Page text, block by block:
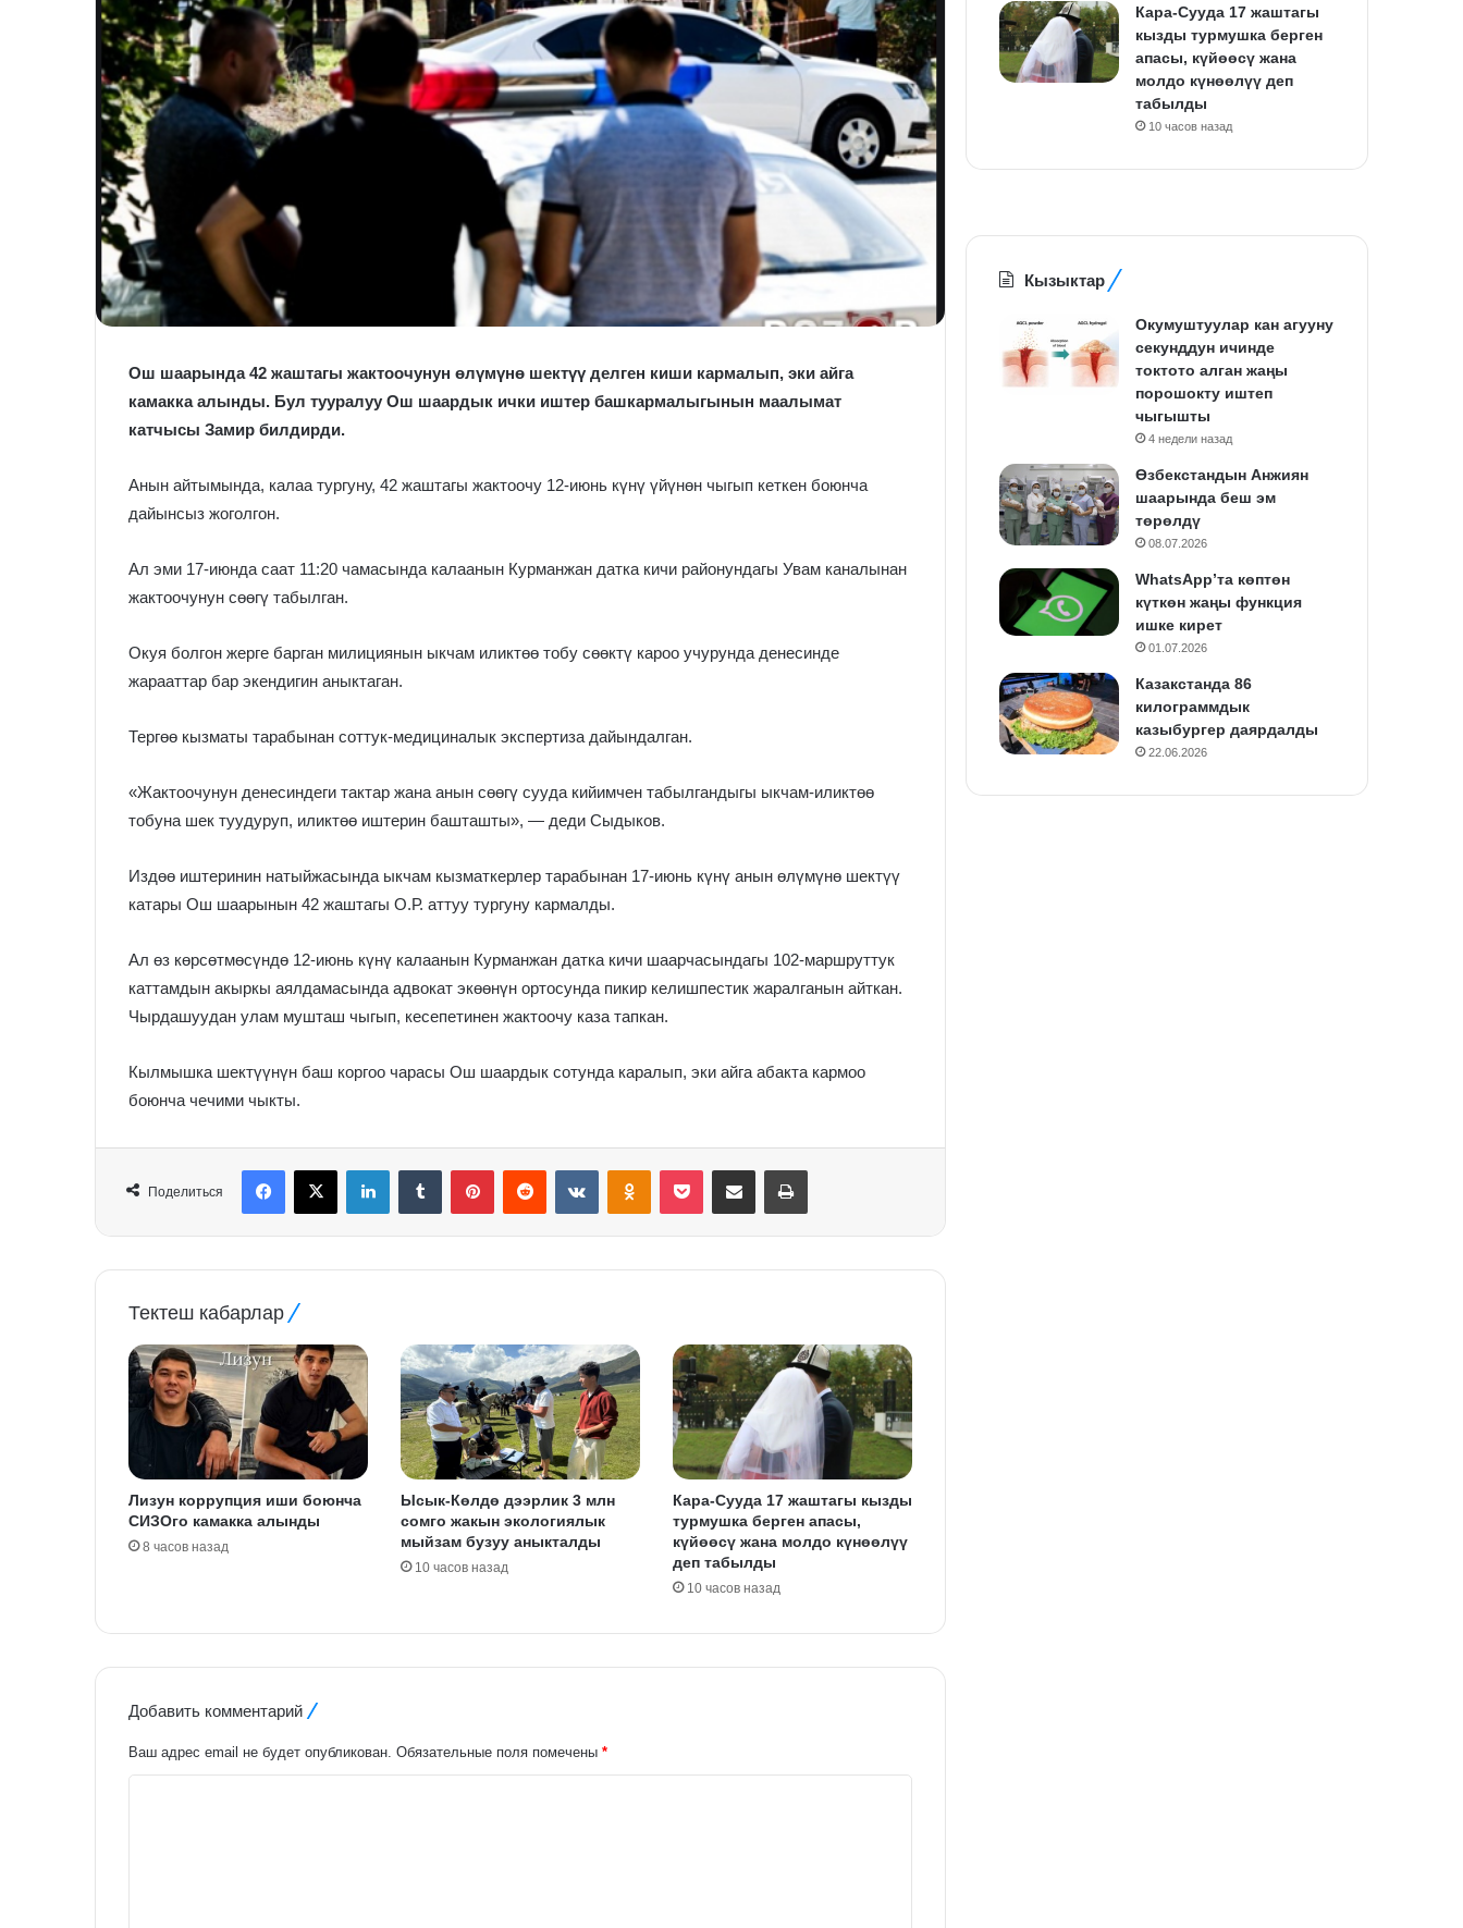
Ош шаарында 42 жаштагы жактоочунун өлүмүнө шектүү делген киши кармалып, эки айга
камакка алынды. Бул тууралуу Ош шаардык ички иштер башкармалыгынын маалымат
катчысы Замир билдирди.
Анын айтымында, калаа тургуну, 42 жаштагы жактоочу 12-июнь күнү үйүнөн чыгып кеткен боюнча
дайынсыз жоголгон.
Ал эми 17-июнда саат 11:20 чамасында калаанын Курманжан датка кичи районундагы Увам каналынан
жактоочунун сөөгү табылган.
Окуя болгон жерге барган милициянын ыкчам иликтөө тобу сөөктү кароо учурунда денесинде
жарааттар бар экендигин аныктаган.
Тергөө кызматы тарабынан соттук-медициналык экспертиза дайындалган.
«Жактоочунун денесиндеги тактар жана анын сөөгү сууда кийимчен табылгандыгы ыкчам-иликтөө
тобуна шек туудуруп, иликтөө иштерин башташты», — деди Сыдыков.
Издөө иштеринин натыйжасында ыкчам кызматкерлер тарабынан 17-июнь күнү анын өлүмүнө шектүү
катары Ош шаарынын 42 жаштагы О.Р. аттуу тургуну кармалды.
Ал өз көрсөтмөсүндө 12-июнь күнү калаанын Курманжан датка кичи шаарчасындагы 102-маршруттук
каттамдын акыркы аялдамасында адвокат экөөнүн ортосунда пикир келишпестик жаралганын айткан.
Чырдашуудан улам мушташ чыгып, кесепетинен жактоочу каза тапкан.
Кылмышка шектүүнүн баш коргоо чарасы Ош шаардык сотунда каралып, эки айга абакта кармоо
боюнча чечими чыкты.
Поделиться
FacebookX LinkedInTumblr PinterestReddit VKontakteOdnoklassniki
Pocket Share via Email Print
Тектеш кабарлар
Лизун коррупция иши боюнча
СИЗОго камакка алынды
8 часов назад
Ысык-Көлдө дээрлик 3 млн
сомго жакын экологиялык
мыйзам бузуу аныкталды
10 часов назад
Кара-Сууда 17 жаштагы кызды
турмушка берген апасы,
күйөөсү жана молдо күнөөлүү
деп табылды
10 часов назад
Добавить комментарий
Ваш адрес email не будет опубликован. Обязательные поля помечены *
Кара-Сууда 17 жаштагы
кызды турмушка берген
апасы, күйөөсү жана
молдо күнөөлүү деп
табылды
10 часов назад
Кызыктар
Окумуштуулар кан агууну
секунддун ичинде
токтото алган жаңы
порошокту иштеп
чыгышты
4 недели назад
Өзбекстандын Анжиян
шаарында беш эм
төрөлдү
08.07.2026
WhatsApp’та көптөн
күткөн жаңы функция
ишке кирет
01.07.2026
Казакстанда 86
килограммдык
казыбургер даярдалды
22.06.2026